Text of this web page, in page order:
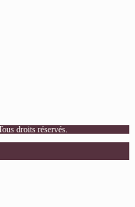
droits réservés.